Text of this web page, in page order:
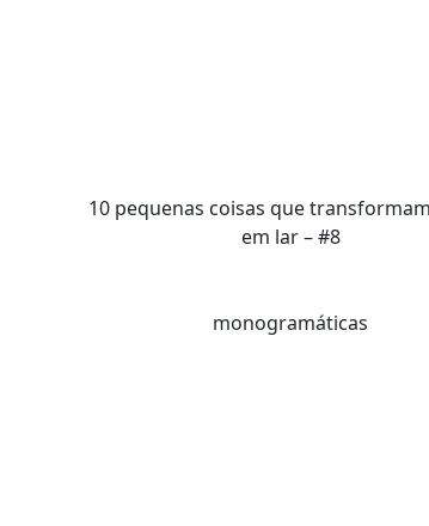
10 pequenas coisas que
em lar – #8
monogramáticas